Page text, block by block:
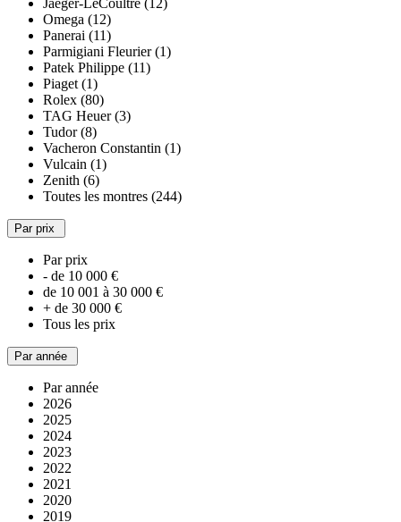
Omega (12)
Panerai (11)
Parmigiani Fleurier (1)
Patek Philippe (11)
Piaget (1)
Rolex (80)
TAG Heuer (3)
Tudor (8)
Vacheron Constantin (1)
Vulcain (1)
Zenith (6)
Toutes les montres (244)
Par prix
Par prix
- de 10 000 €
de 10 001 à 30 000 €
+ de 30 000 €
Tous les prix
Par année
Par année
2026
2025
2024
2023
2022
2021
2020
2019